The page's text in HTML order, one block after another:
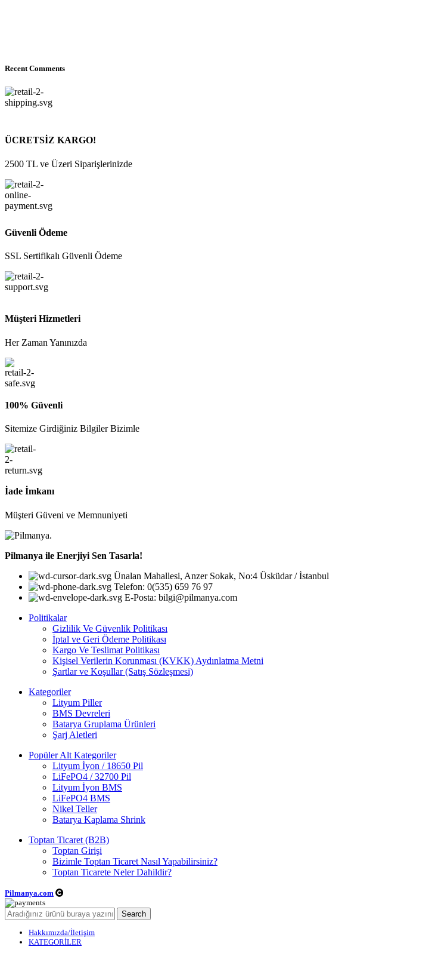
Recent Comments
ÜCRETSİZ KARGO!
2500 TL ve Üzeri Siparişlerinizde
Güvenli Ödeme
SSL Sertifikalı Güvenli Ödeme
Müşteri Hizmetleri
Her Zaman Yanınızda
100% Güvenli
Sitemize Girdiğiniz Bilgiler Bizimle
İade İmkanı
Müşteri Güveni ve Memnuniyeti
Pilmanya ile Enerjiyi Sen Tasarla!
Ünalan Mahallesi, Anzer Sokak, No:4 Üsküdar / İstanbul
Telefon: 0(535) 659 76 97
E-Posta: bilgi@pilmanya.com
Politikalar
Gizlilik Ve Güvenlik Politikası
İptal ve Geri Ödeme Politikası
Kargo Ve Teslimat Politikası
Kişisel Verilerin Korunması (KVKK) Aydınlatma Metni
Şartlar ve Koşullar (Satış Sözleşmesi)
Kategoriler
Lityum Piller
BMS Devreleri
Batarya Gruplama Ürünleri
Şarj Aletleri
Popüler Alt Kategoriler
Lityum İyon / 18650 Pil
LiFePO4 / 32700 Pil
Lityum İyon BMS
LiFePO4 BMS
Nikel Teller
Batarya Kaplama Shrink
Toptan Ticaret (B2B)
Toptan Girişi
Bizimle Toptan Ticaret Nasıl Yapabilirsiniz?
Toptan Ticarete Neler Dahildir?
Pilmanya.com
Search
Hakkımızda/İletişim
KATEGORİLER